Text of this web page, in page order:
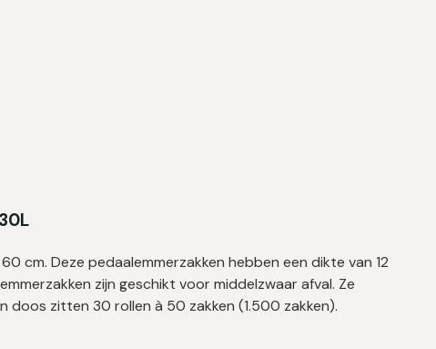
cm. Deze pedaalemmerzakken hebben een dikte van 12
zijn geschikt voor middelzwaar afval. Ze
doos zitten 30 rollen à 50 zakken (1.500 zakken).